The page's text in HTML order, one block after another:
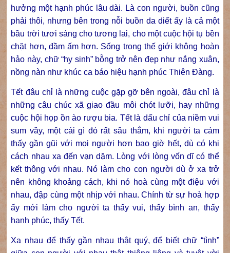
hưởng một hạnh phúc lâu dài. Là con người, buồn cũng
phải thôi, nhưng bên trong nỗi buồn da diết ấy là cả một
bầu trời tươi sáng cho tương lai, cho một cuộc hội tụ bền
chặt hơn, đầm ấm hơn. Sống trong thế giới không hoàn
hảo này, chữ “hy sinh” bỗng trở nên đẹp như nắng xuân,
nồng nàn như khúc ca báo hiệu hạnh phúc Thiên Đàng.
Tết đâu chỉ là những cuộc gặp gỡ bên ngoài, đâu chỉ là
những câu chúc xã giao đầu môi chót lưỡi, hay những
cuộc hội họp ồn ào rượu bia. Tết là dấu chỉ của niềm vui
sum vầy, một cái gì đó rất sâu thẳm, khi người ta cảm
thấy gần gũi với mọi người hơn bao giờ hết, dù có khi
cách nhau xa đến vạn dặm. Lòng với lòng vốn dĩ có thể
kết thông với nhau. Nó làm cho con người dù ở xa trở
nên không khoảng cách, khi nó hoà cùng một điệu với
nhau, đập cùng một nhịp với nhau. Chính từ sự hoà hợp
ấy mới làm cho người ta thấy vui, thấy bình an, thấy
hạnh phúc, thấy Tết.
Xa nhau để thấy gần nhau thật quý, để biết chữ “tình”